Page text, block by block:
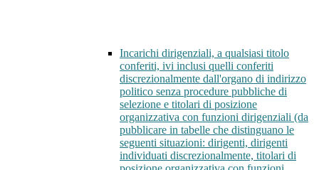
Incarichi dirigenziali, a qualsiasi titolo
conferiti, ivi inclusi quelli conferiti
discrezionalmente dall'organo di indirizzo
politico senza procedure pubbliche di
selezione e titolari di posizione
organizzativa con funzioni dirigenziali (da
pubblicare in tabelle che distinguano le
seguenti situazioni: dirigenti, dirigenti
individuati discrezionalmente, titolari di